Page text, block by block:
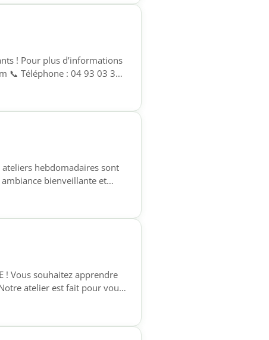
! Pour plus d’informations
📞 Téléphone : 04 93 03 31
ateliers hebdomadaires sont
bienveillante et
15 📧 contact@foyer-
! Vous souhaitez apprendre
atelier est fait pour vous
qui souhaitent acquérir